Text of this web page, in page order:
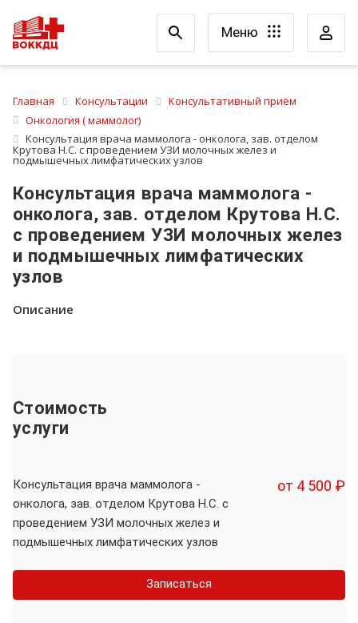
Меню
Главная Консультации
Консультативный приём
Онкология ( маммолог)
Консультация врача маммолога - онколога, зав. отделом
Крутова Н.С. с проведением УЗИ молочных желез и
подмышечных лимфатических узлов
Консультация врача маммолога -
онколога, зав. отделом Крутова Н.С.
с проведением УЗИ молочных желез
и подмышечных лимфатических
узлов
Описание
Стоимость
услуги
Консультация врача маммолога -
онколога, зав. отделом Крутова Н.С. с
проведением УЗИ молочных желез и
подмышечных лимфатических узлов
от 4 500 ₽
Записаться